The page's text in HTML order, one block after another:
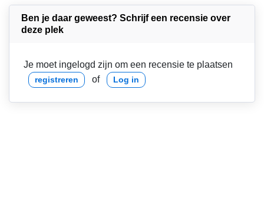
Ben je daar geweest? Schrijf een recensie over
deze plek
Je moet ingelogd zijn om een recensie te plaatsen
registreren of Log in